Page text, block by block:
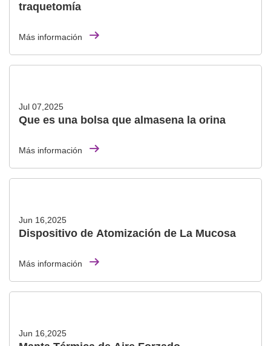
traquetomía
Más información
Jul 07,2025
Que es una bolsa que almasena la orina
Más información
Jun 16,2025
Dispositivo de Atomización de La Mucosa
Más información
Jun 16,2025